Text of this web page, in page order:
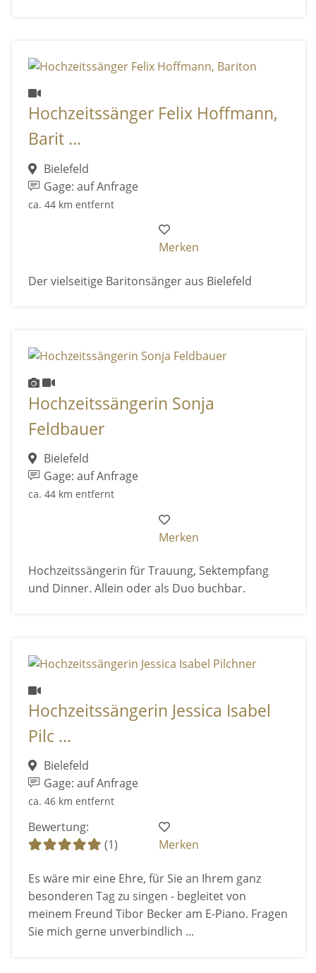
Hochzeitssänger Felix Hoffmann,
Barit ...
Bielefeld
Gage: auf Anfrage
ca. 44 km entfernt
Merken
Der vielseitige Baritonsänger aus Bielefeld
Hochzeitssängerin Sonja
Feldbauer
Bielefeld
Gage: auf Anfrage
ca. 44 km entfernt
Merken
Hochzeitssängerin für Trauung, Sektempfang
und Dinner. Allein oder als Duo buchbar.
Hochzeitssängerin Jessica Isabel
Pilc ...
Bielefeld
Gage: auf Anfrage
ca. 46 km entfernt
Bewertung:
(1)
Merken
Es wäre mir eine Ehre, für Sie an Ihrem ganz
besonderen Tag zu singen - begleitet von
meinem Freund Tibor Becker am E-Piano. Fragen
Sie mich gerne unverbindlich ...